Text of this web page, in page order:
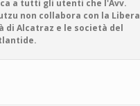
a tutti gli utenti che l'Avv.
non collabora con la Libera
di Alcatraz e le società del